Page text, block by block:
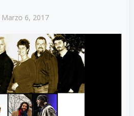
Marzo 6, 2017